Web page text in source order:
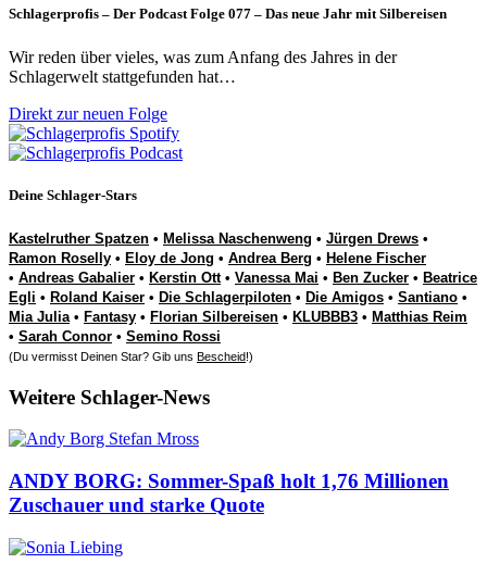
Schlagerprofis – Der Podcast Folge 077 – Das neue Jahr mit Silbereisen
Wir reden über vieles, was zum Anfang des Jahres in der
Schlagerwelt stattgefunden hat…
Direkt zur neuen Folge
Deine Schlager-Stars
Kastelruther Spatzen • Melissa Naschenweng • Jürgen Drews •
Ramon Roselly • Eloy de Jong • Andrea Berg • Helene Fischer
• Andreas Gabalier • Kerstin Ott• Vanessa Mai • Ben Zucker • Beatrice
Egli • Roland Kaiser • Die Schlagerpiloten • Die Amigos • Santiano •
Mia Julia • Fantasy • Florian Silbereisen • KLUBBB3 • Matthias Reim
• Sarah Connor • Semino Rossi
(Du vermisst Deinen Star? Gib uns Bescheid!)
Weitere Schlager-News
ANDY BORG: Sommer-Spaß holt 1,76 Millionen
Zuschauer und starke Quote